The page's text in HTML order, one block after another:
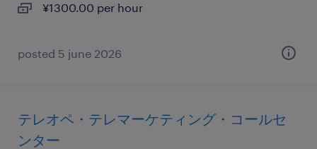
¥1300.00 per hour
posted 5 june 2026
テレオペ・テレマーケティング・コールセ
ンター